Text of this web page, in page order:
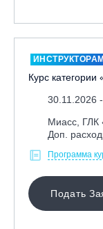
Москва, СЭК
Москва, ул.
Московская
Московская
Московская
Московская
Московская
Новосибирск,
ИНСТРУКТОРАМ
Курс
30.11.2026
Миасс, ГЛК
Доп.
Программа
Подать